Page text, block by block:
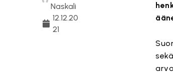
Naskali
12.12.20
21